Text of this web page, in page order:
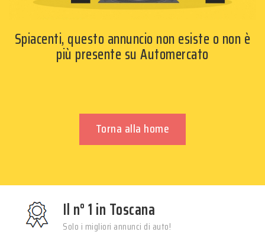
Spiacenti, questo annuncio non esiste o non è
più presente su Automercato
Torna alla home
Il n° 1 in Toscana
Solo i migliori annunci di auto!